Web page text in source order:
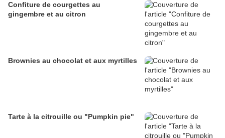
Confiture de courgettes au
gingembre et au citron
Brownies au chocolat et aux myrtilles
Tarte à la citrouille ou "Pumpkin pie"